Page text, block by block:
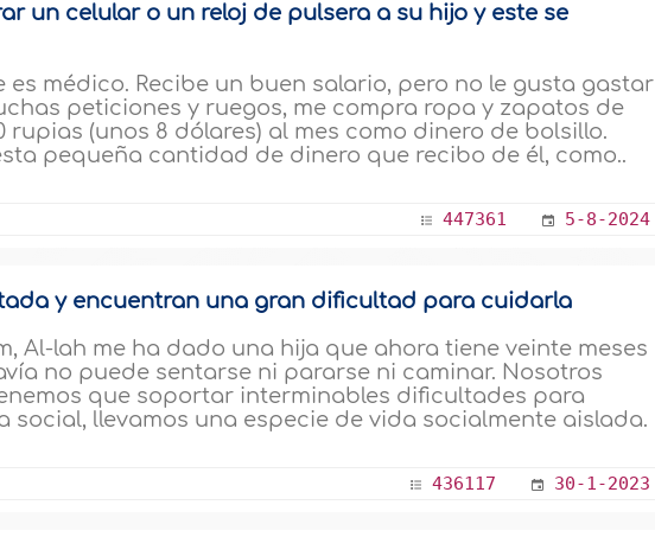
un celular o un reloj de pulsera a su hijo y este se
es médico. Recibe un buen salario, pero no le gusta gastar
peticiones y ruegos, me compra ropa y zapatos de
rupias (unos 8 dólares) al mes como dinero de bolsillo.
pequeña cantidad de dinero que recibo de él, como..
447361 5-8-2024
y encuentran una gran dificultad para cuidarla
Al-lah me ha dado una hija que ahora tiene veinte meses
no puede sentarse ni pararse ni caminar. Nosotros
que soportar interminables dificultades para
social, llevamos una especie de vida socialmente aislada.
436117 30-1-2023